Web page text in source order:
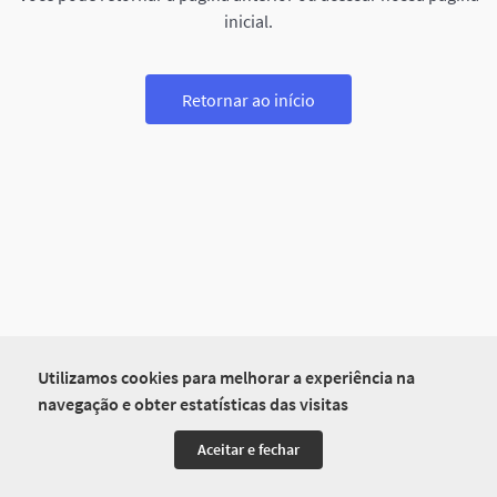
Utilizamos cookies para melhorar a experiência na
navegação e obter estatísticas das visitas
Aceitar e fechar
inicial.
Retornar ao início